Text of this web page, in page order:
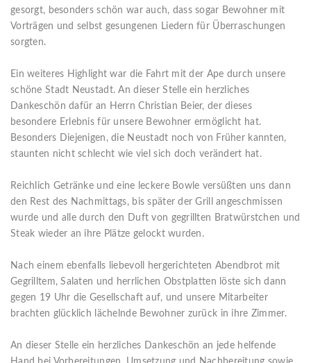
gesorgt, besonders schön war auch, dass sogar Bewohner mit
Vorträgen und selbst gesungenen Liedern für Überraschungen
sorgten.
Ein weiteres Highlight war die Fahrt mit der Ape durch unsere
schöne Stadt Neustadt. An dieser Stelle ein herzliches
Dankeschön dafür an Herrn Christian Beier, der dieses
besondere Erlebnis für unsere Bewohner ermöglicht hat.
Besonders Diejenigen, die Neustadt noch von Früher kannten,
staunten nicht schlecht wie viel sich doch verändert hat.
Reichlich Getränke und eine leckere Bowle versüßten uns dann
den Rest des Nachmittags, bis später der Grill angeschmissen
wurde und alle durch den Duft von gegrillten Bratwürstchen und
Steak wieder an ihre Plätze gelockt wurden.
Nach einem ebenfalls liebevoll hergerichteten Abendbrot mit
Gegrilltem, Salaten und herrlichen Obstplatten löste sich dann
gegen 19 Uhr die Gesellschaft auf, und unsere Mitarbeiter
brachten glücklich lächelnde Bewohner zurück in ihre Zimmer.
An dieser Stelle ein herzliches Dankeschön an jede helfende